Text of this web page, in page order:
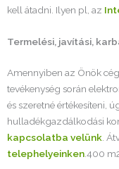
kell átadni. Ilyen pl, az
Termelési, javítási,
Amennyiben az Önök
tevékenység során
és szeretné értékesíteni,
hulladékgazdálkodási
kapcsolatba velünk.
telephelyeinken.400